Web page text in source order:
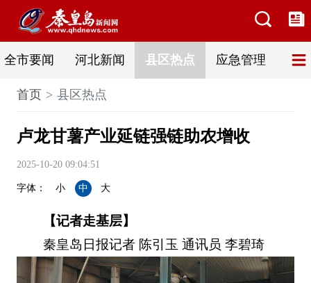
全市要闻 河北新闻 县区热点 应急管理 辟
首页 县区热点
卢龙甘薯产业延链强链助农增收
2025-10-20 09:04:51
字体： 小 中 大
【记者走基层】
秦皇岛日报记者 陈引玉 通讯员 李碧琦